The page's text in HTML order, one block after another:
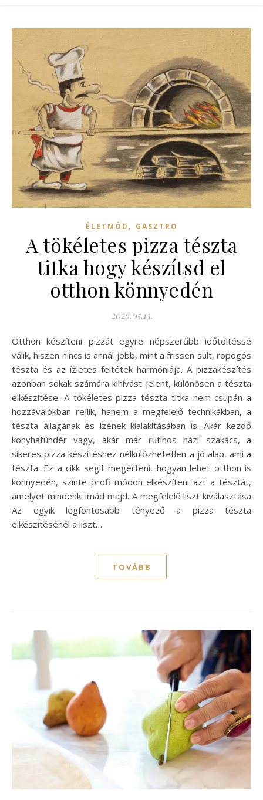
ÉLETMÓD , GASZTRO
A tökéletes pizza tészta
titka hogy készítsd el
otthon könnyedén
2026.05.13.
Otthon készíteni pizzát egyre népszerűbb időtöltéssé
válik, hiszen nincs is annál jobb, mint a frissen sült, ropogós
tészta és az ízletes feltétek harmóniája. A pizzakészítés
azonban sokak számára kihívást jelent, különösen a tészta
elkészítése. A tökéletes pizza tészta titka nem csupán a
hozzávalókban rejlik, hanem a megfelelő technikákban, a
tészta állagának és ízének kialakításában is. Akár kezdő
konyhatündér vagy, akár már rutinos házi szakács, a
sikeres pizza készítéshez nélkülözhetetlen a jó alap, ami a
tészta. Ez a cikk segít megérteni, hogyan lehet otthon is
könnyedén, szinte profi módon elkészíteni azt a tésztát,
amelyet mindenki imád majd. A megfelelő liszt kiválasztása
Az egyik legfontosabb tényező a pizza tészta
elkészítésénél a liszt…
TOVÁBB